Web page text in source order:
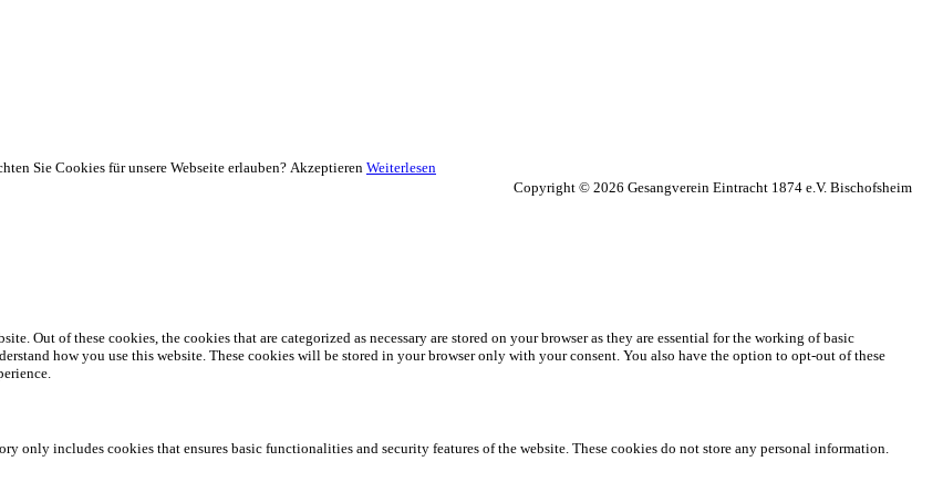
Copyright © 2026 Gesangverein Eintracht 1874 e.V. Bischofsheim
Sie Cookies für unsere Webseite erlauben?Akzeptieren Weiterlesen
Out of these cookies, the cookies that are categorized as necessary are stored on your browser as they are essential for the working of basic
how you use this website. These cookies will be stored in your browser only with your consent. You also have the option to opt-out of these
only includes cookies that ensures basic functionalities and security features of the website. These cookies do not store any personal information.